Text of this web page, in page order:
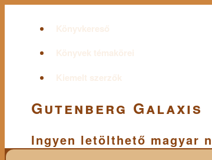
Könyvkereső
Könyvek témakörei
Kiemelt szerzők
Gutenberg Galaxis
Ingyen letölthető magyar